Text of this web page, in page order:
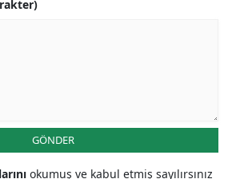
GÖNDER
okumuş ve kabul etmiş sayılırsınız